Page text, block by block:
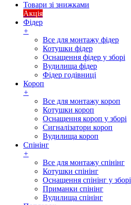
Товари зі знижками
Акція
Фідер
+
Все для монтажу фідер
Котушки фідер
Оснащення фідер у зборі
Вудилища фідер
Фідер годівниці
Короп
+
Все для монтажу короп
Котушки короп
Оснащення короп у зборі
Сигналізатори короп
Вудилища короп
Спінінг
+
Все для монтажу спінінг
Котушки спінінг
Оснащення спінінг у зборі
Приманки спінінг
Вудилища спінінг